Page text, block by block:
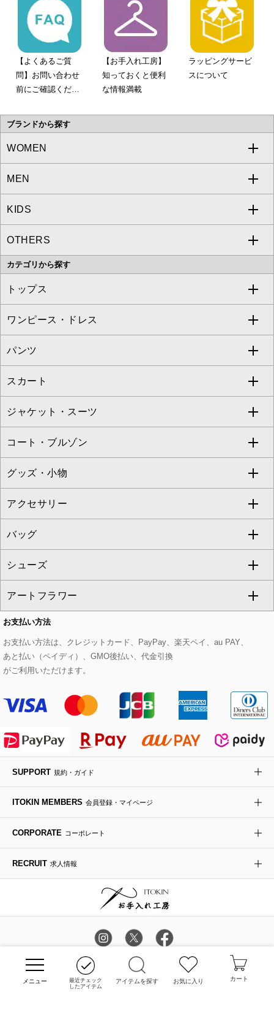
最近チェック
したアイテム
アイテムを探す お気に入り カート
カラー・サイズを選択してカートに入れる
【よくあるご質
問】お問い合わせ
前にご確認くださ
【お手入れ工房】
知っておくと便利
な情報満載
ラッピングサービ
スについて
ブランドから探す
WOMEN
a.v.v
MICHEL KLEIN
MK MICHEL KLEIN
OFUON le MK
eur3
Maison de CINQ
MK MICHEL KLEIN BAG
HIROKO KOSHINO
MEN
a.v.v
MICHEL KLEIN HOMME
MK MICHEL KLEIN HOMME
KIDS
a.v.v
OTHERS
MK MICHEL KLEIN BAG
カテゴリから探す
トップス
すべてのトップス
カットソー・Tシャツ
ブラウス・シャツ
ニット・セーター
カーディガン
アンサンブルセット
ベスト・ジレ
パーカー
タンクトップ・キャミソール
スウェット・ジャージー
その他のトップス
ワンピース・ドレス
すべてのワンピース・ドレス
ワンピース
ドレス
チュニック
ジャンパースカート
その他のワンピース・ドレス
パンツ
すべてのパンツ
フルレングスパンツ
クロップド・半端丈パンツ
ガウチョ・ワイドパンツ
ハーフ・ショート丈パンツ
サロペット・オールインワン
その他のパンツ
スカート
すべてのスカート
ロング・マキシ丈スカート
ひざ丈スカート
ミモレ丈スカート
ショート・ミニ丈スカート
その他のスカート
ジャケット・スーツ
すべてのジャケット・スーツ
テーラードジャケット
ノーカラージャケット
セットアップ
セットアップジャケット
セットアップパンツ
セットアップスカート
セットアップワンピース
コート・ブルゾン
すべてのコート・ブルゾン
トレンチコート
ピーコート
ダッフルコート
チェスターコート
モッズコート
ステンカラーコート
ライダースジャケット
デニムジャケット
ダウンジャケット・コート
グッズ・小物
すべてのグッズ・小物
マスク
ストール・マフラー・スヌード
ベルト・サスペンダー
帽子
ヘアアクセサリー
ハンカチ・バンダナ
手袋
チャーム・ストラップ
時計
アクセサリー
すべてのアクセサリー
ネックレス
ピアス・イヤリング
ブレスレット・バングル
ブローチ・コサージュ
バッグ
すべてのバッグ
トートバッグ
ショルダーバッグ
ボストンバッグ
バックパック・リュック
ボディバッグ・メッセンジャーバッグ
トラベルバッグ
シューズ
すべてのシューズ
パンプス
スニーカー
フラットシューズ
ローファー
ドレスシューズ
アートフラワー
すべてのアートフラワー
ローズ
カサブランカ・カラー
ラナンキュラス
ポプリアレンジ＆フレグランス
お支払い方法
お支払い方法は、クレジットカード、PayPay、楽天ペイ、au PAY、
あと払い（ペイディ）、GMO後払い、代金引換
がご利用いただけます。
SUPPORT 規約・ガイド
ITOKIN MEMBERS 会員登録・マイページ
CORPORATE コーポレート
RECRUIT 求人情報
COPYRIGHT © ITOKIN GROUP ALL RIGHTS RESERVED.